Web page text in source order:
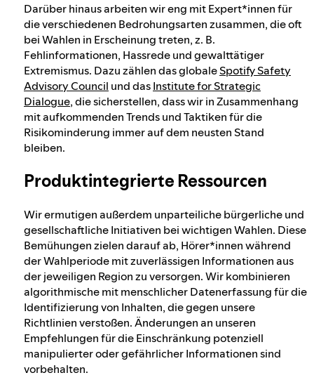
Darüber hinaus arbeiten wir eng mit Expert*innen für
die verschiedenen Bedrohungsarten zusammen, die oft
bei Wahlen in Erscheinung treten, z. B.
Fehlinformationen, Hassrede und gewalttätiger
Extremismus. Dazu zählen das globaleSpotify Safety
Advisory Council und dasInstitute for Strategic
Dialogue, die sicherstellen, dass wir in Zusammenhang
mit aufkommenden Trends und Taktiken für die
Risikominderung immer auf dem neusten Stand
bleiben.
Produktintegrierte Ressourcen
Wir ermutigen außerdem unparteiliche bürgerliche und
gesellschaftliche Initiativen bei wichtigen Wahlen. Diese
Bemühungen zielen darauf ab, Hörer*innen während
der Wahlperiode mit zuverlässigen Informationen aus
der jeweiligen Region zu versorgen. Wir kombinieren
algorithmische mit menschlicher Datenerfassung für die
Identifizierung von Inhalten, die gegen unsere
Richtlinien verstoßen. Änderungen an unseren
Empfehlungen für die Einschränkung potenziell
manipulierter oder gefährlicher Informationen sind
vorbehalten.